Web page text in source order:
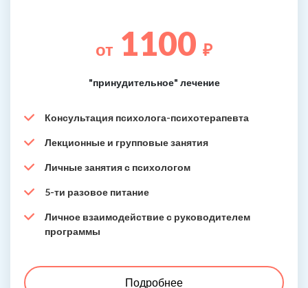
от 1100 ₽
"принудительное" лечение
Консультация психолога-психотерапевта
Лекционные и групповые занятия
Личные занятия с психологом
5-ти разовое питание
Личное взаимодействие с руководителем
программы
Подробнее